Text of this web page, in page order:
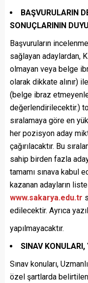
BAŞVURULARIN
SONUÇLARININ
Başvuruların
sağlayan adaylardan,
olmayan veya belge
olarak dikkate alınır)
(belge ibraz
değerlendirilecektir.)
sıralamaya göre en
her pozisyon aday
çağırılacaktır. Bu
sahip birden fazla
tamamı sınava kabul
kazanan adayların
www.sakarya.edu.tr
edilecektir. Ayrıca
yapılmayacaktır.
SINAV KONULARI,
Sınav konuları,
özel şartlarda